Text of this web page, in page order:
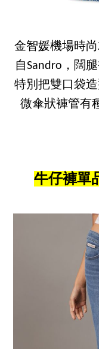
金智媛機場時
自Sandro，闊
特別把雙口袋
微傘狀褲管有
牛仔褲單